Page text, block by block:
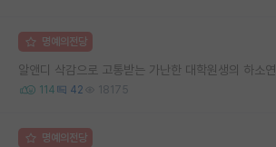
명예의전당
알앤디 삭감으로 고통받는 가난한 대학원생의 하소연
114 42 18175
명예의전당